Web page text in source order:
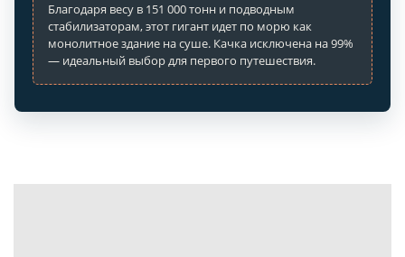
Благодаря весу в 151 000 тонн и подводным
стабилизаторам, этот гигант идет по морю как
монолитное здание на суше. Качка исключена на 99%
— идеальный выбор для первого путешествия.